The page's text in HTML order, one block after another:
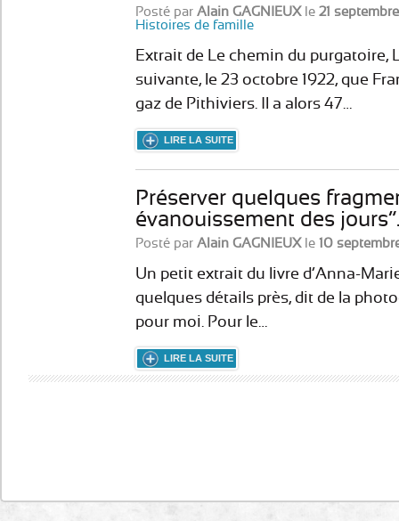
Posté par Alain GAGNIEUX le 21
Histoires de famille
Extrait de Le chemin du purgatoire,
suivante, le 23 octobre 1922, que
gaz de Pithiviers. Il a alors 47…
LIRE LA SUITE
Préserver quelques
évanouissement des
Posté par Alain GAGNIEUX le 10
Un petit extrait du livre d’Anna-
quelques détails près, dit de la
pour moi. Pour le…
LIRE LA SUITE